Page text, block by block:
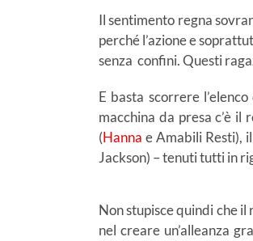
Il sentimento regna
perché l’azione e
senza confini. Questi
E basta scorrere
macchina da presa c’è
(Hanna e Amabili Resti),
Jackson) – tenuti tutti in
Non stupisce quindi che
nel creare un’alleanza